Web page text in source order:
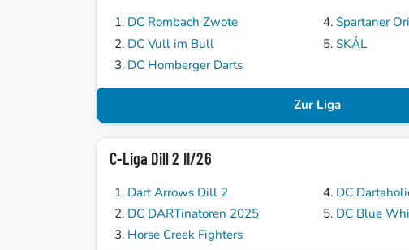
DC Rombach Zwote
DC Vull im Bull
DC Homberger Darts
Spartaner
SKÅL
Zur Liga
C-Liga Dill 2 II/26
Dart Arrows Dill 2
DC DARTinatoren 2025
Horse Creek Fighters
DC
DC Blue